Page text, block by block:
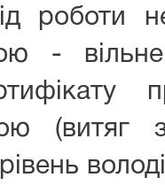
роботи
- вільне
(витяг
рівень